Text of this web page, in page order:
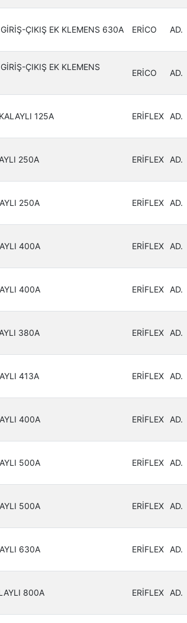
ÇIKIŞ EK KLEMENS 630A ERİCO AD.
ÇIKIŞ EK KLEMENS
ERİCO AD.
125A ERİFLEX AD.
250A ERİFLEX AD.
250A ERİFLEX AD.
400A ERİFLEX AD.
400A ERİFLEX AD.
380A ERİFLEX AD.
413A ERİFLEX AD.
400A ERİFLEX AD.
500A ERİFLEX AD.
500A ERİFLEX AD.
630A ERİFLEX AD.
800A ERİFLEX AD.